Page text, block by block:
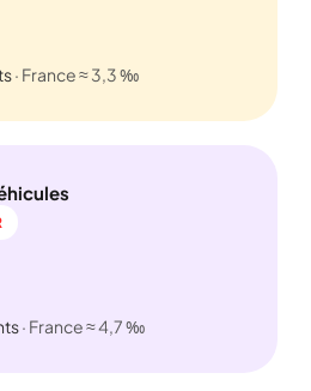
· France ≈ 3,3 ‰
· France ≈ 4,7 ‰